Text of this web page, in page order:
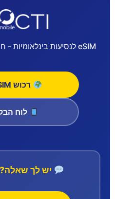
eSIM לנסיעות בינלאומיות - חיבור מהיר ב-180+ מדינות
רכוש eSIM עכשיו
לוח
יש לך